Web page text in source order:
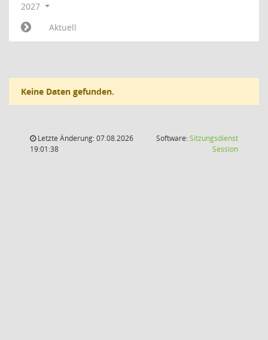
2027
Aktuell
Keine Daten gefunden.
Letzte Änderung: 07.08.2026
19:01:38
Software:Sitzungsdienst
Session(Wird in